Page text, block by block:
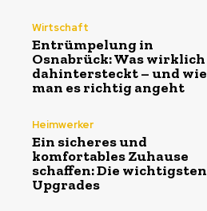
Wirtschaft
Entrümpelung in
Osnabrück: Was wirklich
dahintersteckt – und wie
man es richtig angeht
Heimwerker
Ein sicheres und
komfortables Zuhause
schaffen: Die wichtigsten
Upgrades